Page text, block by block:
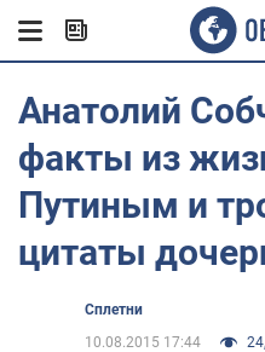
Анатолий
факты из
Путиным и
цитаты
Сплетни
10.08.2015 17:44